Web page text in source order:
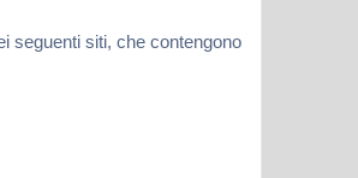
seguenti siti, che contengono